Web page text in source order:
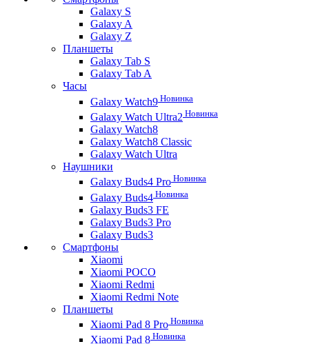
Galaxy S
Galaxy A
Galaxy Z
Планшеты
Galaxy Tab S
Galaxy Tab A
Часы
Galaxy Watch9 Новинка
Galaxy Watch Ultra2 Новинка
Galaxy Watch8
Galaxy Watch8 Classic
Galaxy Watch Ultra
Наушники
Galaxy Buds4 Pro Новинка
Galaxy Buds4 Новинка
Galaxy Buds3 FE
Galaxy Buds3 Pro
Galaxy Buds3
Смартфоны
Xiaomi
Xiaomi POCO
Xiaomi Redmi
Xiaomi Redmi Note
Планшеты
Xiaomi Pad 8 Pro Новинка
Xiaomi Pad 8 Новинка